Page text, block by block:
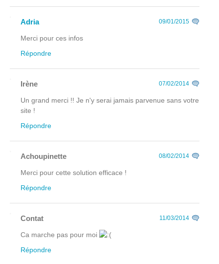
Adria 09/01/2015
Merci pour ces infos
Répondre
Irène 07/02/2014
Un grand merci !! Je n'y serai jamais parvenue sans votre
site !
Répondre
Achoupinette 08/02/2014
Merci pour cette solution efficace !
Répondre
Contat 11/03/2014
Ca marche pas pour moi
Répondre